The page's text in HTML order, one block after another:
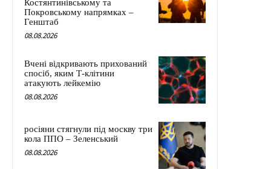
Костянтинівському та
Покровському напрямках –
Генштаб
08.08.2026
Вчені відкривають прихований
спосіб, яким Т-клітини
атакують лейкемію
08.08.2026
росіяни стягнули під москву три
кола ППО – Зеленський
08.08.2026